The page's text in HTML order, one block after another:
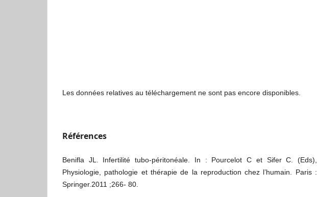
Les données relatives au téléchargement ne sont pas encore disponibles.
Références
Benifla JL. Infertilité tubo-péritonéale. In : Pourcelot C et Sifer C. (Eds),
Physiologie, pathologie et thérapie de la reproduction chez l’humain. Paris :
Springer.2011 ;266- 80.